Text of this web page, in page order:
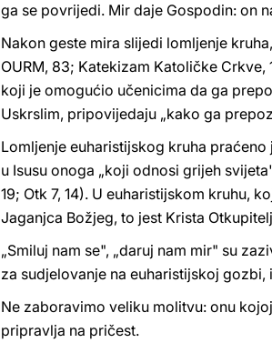
ga se povrijedi. Mir daje Gospodin: on
Nakon geste mira slijedi lomljenje
OURM, 83; Katekizam Katoličke
koji je omogućio učenicima da ga
Uskrslim, pripovijedaju „kako ga
Lomljenje euharistijskog kruha
u Isusu onoga „koji odnosi grijeh
19; Otk 7, 14). U euharistijskom kruhu,
Jaganjca Božjeg, to jest Krista
„Smiluj nam se", „daruj nam mir" su
za sudjelovanje na euharistijskoj
Ne zaboravimo veliku molitvu: onu
pripravlja na pričest.